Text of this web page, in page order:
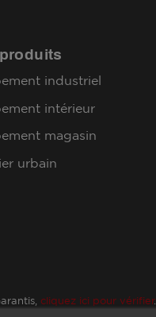
industriel
intérieur
magasin
urbain
cliquez ici pour vérifier.